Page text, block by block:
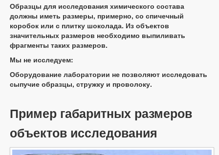
Образцы для исследования химического состава
должны иметь размеры, примерно, со спичечный
коробок или с плитку шоколада. Из объектов
значительных размеров необходимо выпиливать
фрагменты таких размеров.
Мы не исследуем:
Оборудование лаборатории не позволяют исследовать
сыпучие образцы, стружку и проволоку.
Пример габаритных размеров
объектов исследования